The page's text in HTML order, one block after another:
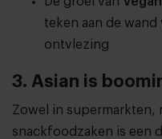
teken aan de
ontvlezing
3. Asian is
Zowel in supermarkten,
snackfoodzaken is een